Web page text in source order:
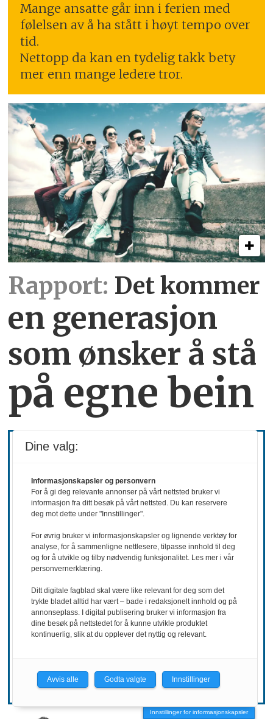
Mange ansatte går inn i ferien med
følelsen av å ha stått i høyt tempo over
tid.
Nettopp da kan en tydelig takk bety
mer enn mange ledere tror.
Rapport: Det kommer
en generasjon
som ønsker å stå
på egne bein
REKRUTTERING
Ønsker mer
hemmelighold
Innstillinger for informasjonskapsler
Dine valg:
Informasjonskapsler og personvern
For å gi deg relevante annonser på vårt nettsted bruker vi
informasjon fra ditt besøk på vårt nettsted. Du kan reservere
deg mot dette under "Innstillinger".
For øvrig bruker vi informasjonskapsler og lignende verktøy for
analyse, for å sammenligne nettlesere, tilpasse innhold til deg
og for å utvikle og tilby nødvendig funksjonalitet. Les mer i vår
personvernerklæring.
Ditt digitale fagblad skal være like relevant for deg som det
trykte bladet alltid har vært – bade i redaksjonelt innhold og på
annonseplass. I digital publisering bruker vi informasjon fra
dine besøk på nettstedet for å kunne utvikle produktet
kontinuerlig, slik at du opplever det nyttig og relevant.
Avvis alle Godta valgte Innstillinger